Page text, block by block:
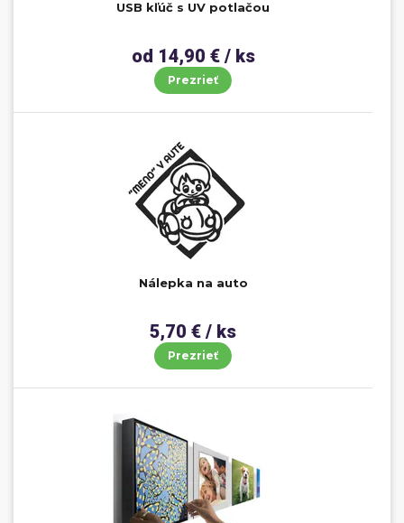
USB kľúč s UV potlačou
od 14,90 € / ks
Prezrieť
Nálepka na auto
5,70 € / ks
Prezrieť